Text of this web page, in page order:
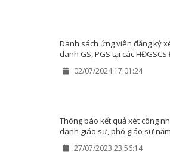
Danh sách ứng viên đăng ký
danh GS, PGS tại các
02/07/2024 17:01:24
Thông báo kết quả xét công
danh giáo sư, phó giáo sư năm 2023 tại 04 HĐGSCS Đại
học Huế
27/07/2023 23:56:14